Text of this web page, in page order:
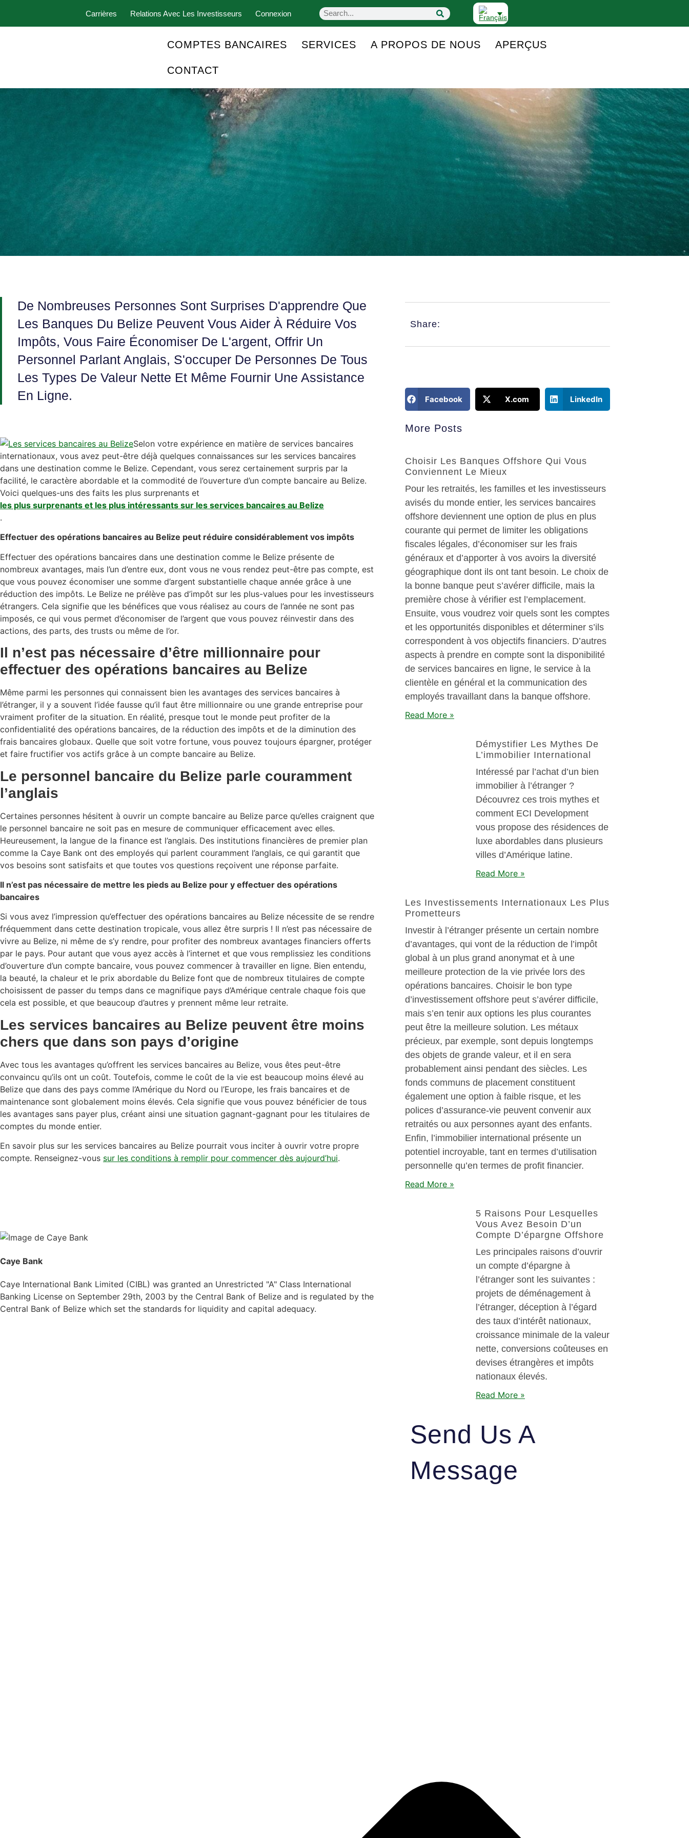
Carrières Relations Avec Les Investisseurs Connexion
COMPTES BANCAIRES SERVICES A PROPOS DE NOUS APERÇUS
CONTACT
De Nombreuses Personnes Sont Surprises D'apprendre Que
Les Banques Du Belize Peuvent Vous Aider À Réduire Vos
Impôts, Vous Faire Économiser De L'argent, Offrir Un
Personnel Parlant Anglais, S'occuper De Personnes De Tous
Les Types De Valeur Nette Et Même Fournir Une Assistance
En Ligne.
Selon votre expérience en matière de services bancaires
internationaux, vous avez peut-être déjà quelques connaissances sur les services bancaires
dans une destination comme le Belize. Cependant, vous serez certainement surpris par la
facilité, le caractère abordable et la commodité de l’ouverture d’un compte bancaire au Belize.
Voici quelques-uns des faits les plus surprenants et
les plus surprenants et les plus intéressants sur les services bancaires au Belize
.
Effectuer des opérations bancaires au Belize peut réduire considérablement vos impôts
Effectuer des opérations bancaires dans une destination comme le Belize présente de
nombreux avantages, mais l’un d’entre eux, dont vous ne vous rendez peut-être pas compte, est
que vous pouvez économiser une somme d’argent substantielle chaque année grâce à une
réduction des impôts. Le Belize ne prélève pas d’impôt sur les plus-values pour les investisseurs
étrangers. Cela signifie que les bénéfices que vous réalisez au cours de l’année ne sont pas
imposés, ce qui vous permet d’économiser de l’argent que vous pouvez réinvestir dans des
actions, des parts, des trusts ou même de l’or.
Il n’est pas nécessaire d’être millionnaire pour
effectuer des opérations bancaires au Belize
Même parmi les personnes qui connaissent bien les avantages des services bancaires à
l’étranger, il y a souvent l’idée fausse qu’il faut être millionnaire ou une grande entreprise pour
vraiment profiter de la situation. En réalité, presque tout le monde peut profiter de la
confidentialité des opérations bancaires, de la réduction des impôts et de la diminution des
frais bancaires globaux. Quelle que soit votre fortune, vous pouvez toujours épargner, protéger
et faire fructifier vos actifs grâce à un compte bancaire au Belize.
Le personnel bancaire du Belize parle couramment
l’anglais
Certaines personnes hésitent à ouvrir un compte bancaire au Belize parce qu’elles craignent que
le personnel bancaire ne soit pas en mesure de communiquer efficacement avec elles.
Heureusement, la langue de la finance est l’anglais. Des institutions financières de premier plan
comme la Caye Bank ont des employés qui parlent couramment l’anglais, ce qui garantit que
vos besoins sont satisfaits et que toutes vos questions reçoivent une réponse parfaite.
Il n’est pas nécessaire de mettre les pieds au Belize pour y effectuer des opérations
bancaires
Si vous avez l’impression qu’effectuer des opérations bancaires au Belize nécessite de se rendre
fréquemment dans cette destination tropicale, vous allez être surpris ! Il n’est pas nécessaire de
vivre au Belize, ni même de s’y rendre, pour profiter des nombreux avantages financiers offerts
par le pays. Pour autant que vous ayez accès à l’internet et que vous remplissiez les conditions
d’ouverture d’un compte bancaire, vous pouvez commencer à travailler en ligne. Bien entendu,
la beauté, la chaleur et le prix abordable du Belize font que de nombreux titulaires de compte
choisissent de passer du temps dans ce magnifique pays d’Amérique centrale chaque fois que
cela est possible, et que beaucoup d’autres y prennent même leur retraite.
Les services bancaires au Belize peuvent être moins
chers que dans son pays d’origine
Avec tous les avantages qu’offrent les services bancaires au Belize, vous êtes peut-être
convaincu qu’ils ont un coût. Toutefois, comme le coût de la vie est beaucoup moins élevé au
Belize que dans des pays comme l’Amérique du Nord ou l’Europe, les frais bancaires et de
maintenance sont globalement moins élevés. Cela signifie que vous pouvez bénéficier de tous
les avantages sans payer plus, créant ainsi une situation gagnant-gagnant pour les titulaires de
comptes du monde entier.
En savoir plus sur les services bancaires au Belize pourrait vous inciter à ouvrir votre propre
compte. Renseignez-vous sur les conditions à remplir pour commencer dès aujourd’hui.
Caye Bank
Caye International Bank Limited (CIBL) was granted an Unrestricted "A" Class International
Banking License on September 29th, 2003 by the Central Bank of Belize and is regulated by the
Central Bank of Belize which set the standards for liquidity and capital adequacy.
Share:
Facebook X.com LinkedIn
More Posts
Choisir Les Banques Offshore Qui Vous
Conviennent Le Mieux
Pour les retraités, les familles et les investisseurs
avisés du monde entier, les services bancaires
offshore deviennent une option de plus en plus
courante qui permet de limiter les obligations
fiscales légales, d’économiser sur les frais
généraux et d’apporter à vos avoirs la diversité
géographique dont ils ont tant besoin. Le choix de
la bonne banque peut s’avérer difficile, mais la
première chose à vérifier est l’emplacement.
Ensuite, vous voudrez voir quels sont les comptes
et les opportunités disponibles et déterminer s’ils
correspondent à vos objectifs financiers. D’autres
aspects à prendre en compte sont la disponibilité
de services bancaires en ligne, le service à la
clientèle en général et la communication des
employés travaillant dans la banque offshore.
Read More »
Démystifier Les Mythes De
L’immobilier International
Intéressé par l’achat d’un bien
immobilier à l’étranger ?
Découvrez ces trois mythes et
comment ECI Development
vous propose des résidences de
luxe abordables dans plusieurs
villes d’Amérique latine.
Read More »
Les Investissements Internationaux Les Plus
Prometteurs
Investir à l’étranger présente un certain nombre
d’avantages, qui vont de la réduction de l’impôt
global à un plus grand anonymat et à une
meilleure protection de la vie privée lors des
opérations bancaires. Choisir le bon type
d’investissement offshore peut s’avérer difficile,
mais s’en tenir aux options les plus courantes
peut être la meilleure solution. Les métaux
précieux, par exemple, sont depuis longtemps
des objets de grande valeur, et il en sera
probablement ainsi pendant des siècles. Les
fonds communs de placement constituent
également une option à faible risque, et les
polices d’assurance-vie peuvent convenir aux
retraités ou aux personnes ayant des enfants.
Enfin, l’immobilier international présente un
potentiel incroyable, tant en termes d’utilisation
personnelle qu’en termes de profit financier.
Read More »
5 Raisons Pour Lesquelles
Vous Avez Besoin D’un
Compte D’épargne Offshore
Les principales raisons d’ouvrir
un compte d’épargne à
l’étranger sont les suivantes :
projets de déménagement à
l’étranger, déception à l’égard
des taux d’intérêt nationaux,
croissance minimale de la valeur
nette, conversions coûteuses en
devises étrangères et impôts
nationaux élevés.
Read More »
Send Us A
Message